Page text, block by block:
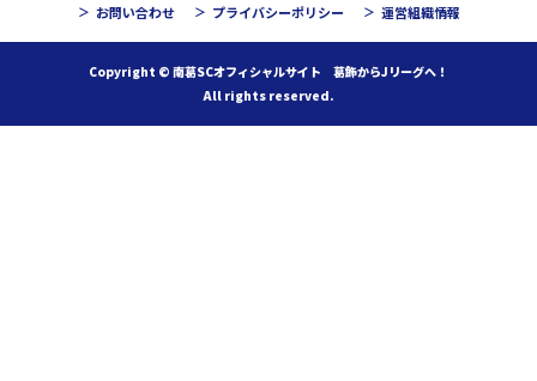
お問い合わせ プライバシーポリシー 運営組織情報
Copyright © 南葛SCオフィシャルサイト 葛飾からJリーグへ！
All rights reserved.